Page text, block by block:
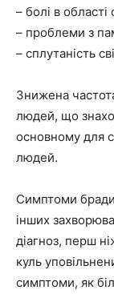
– болі в області
– проблеми з
– сплутаність
Знижена
людей, що
основному для
людей.
Симптоми
інших
діагноз, перш
куль
симптоми, як